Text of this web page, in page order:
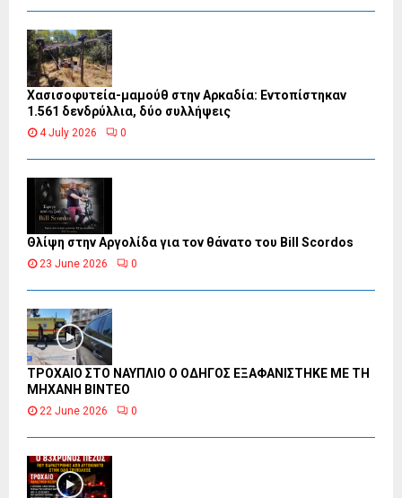
Χασισοφυτεία-μαμούθ στην Αρκαδία: Εντοπίστηκαν
1.561 δενδρύλλια, δύο συλλήψεις
4 July 2026 0
Θλίψη στην Αργολίδα για τον θάνατο του Bill Scordos
23 June 2026 0
ΤΡΟΧΑΙΟ ΣΤΟ ΝΑΥΠΛΙΟ Ο ΟΔΗΓΟΣ ΕΞΑΦΑΝΙΣΤΗΚΕ ΜΕ ΤΗ
ΜΗΧΑΝΗ ΒΙΝΤΕΟ
22 June 2026 0